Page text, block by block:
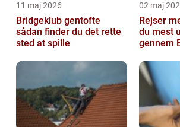
11 maj 2026
Bridgeklub gentofte
sådan finder du det rette
sted at spille
02 maj
Rejser
du mest
gennem